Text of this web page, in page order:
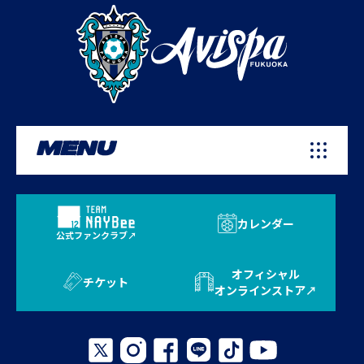
MENU
公式ファンクラブ
カレンダー
チケット
オフィシャル
オンラインストア